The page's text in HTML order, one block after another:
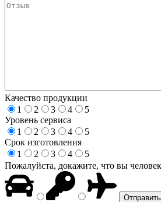
Качество продукции
1
2 3 4
5
Уровень сервиса
1
2 3 4
5
Срок изготовления
1
2 3 4
5
Пожалуйста, докажите, что вы